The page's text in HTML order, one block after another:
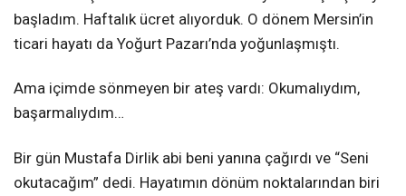
başladım. Haftalık ücret alıyorduk. O dönem Mersin’in
ticari hayatı da Yoğurt Pazarı’nda yoğunlaşmıştı.
Ama içimde sönmeyen bir ateş vardı: Okumalıydım,
başarmalıydım…
Bir gün Mustafa Dirlik abi beni yanına çağırdı ve “Seni
okutacağım” dedi. Hayatımın dönüm noktalarından biri